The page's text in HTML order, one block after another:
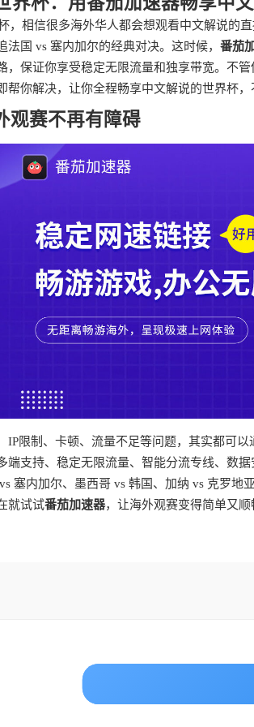
，相信很多海外华人都会想观看中文解说的
法国 vs 塞内加尔的经典对决。这时候， 番茄
，保证你享受稳定无限流量和独享带宽。不
帮你解决，让你全程畅享中文解说的世界杯，
观赛不再有障碍
IP限制、卡顿、流量不足等问题，其实都可以
端支持、稳定无限流量、智能分流专线、数
塞内加尔、墨西哥 vs 韩国、加纳 vs 克罗地
就试试番茄加速器，让海外观赛变得简单又顺